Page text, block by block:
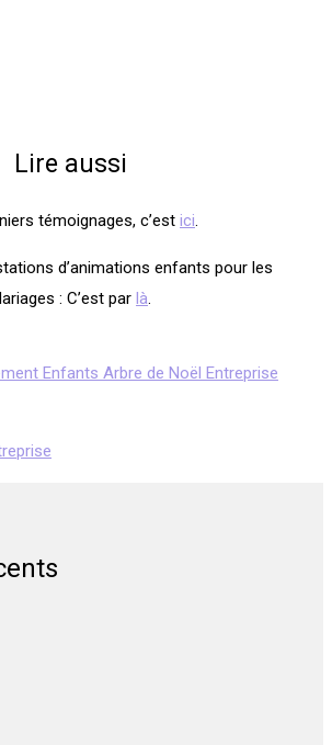
Lire aussi
témoignages, c’est ici.
d’animations enfants pour les
: C’est par là.
Enfants Arbre de Noël Entreprise